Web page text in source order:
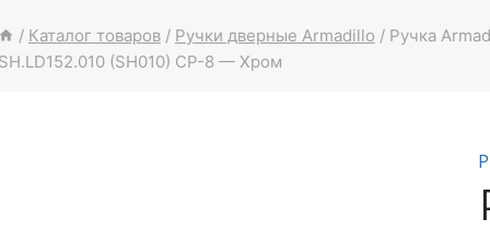
/ Каталог товаров / Ручки дверные Armadillo / Ручка
SH.LD152.010 (SH010) СP-8 — Хром